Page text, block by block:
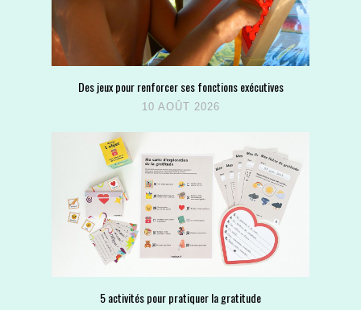
Des jeux pour renforcer ses fonctions exécutives
10 AOÛT 2026
5 activités pour pratiquer la gratitude